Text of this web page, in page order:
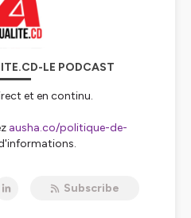
LE PODCAST
et en continu.
ausha.co/politique-de-
Subscribe